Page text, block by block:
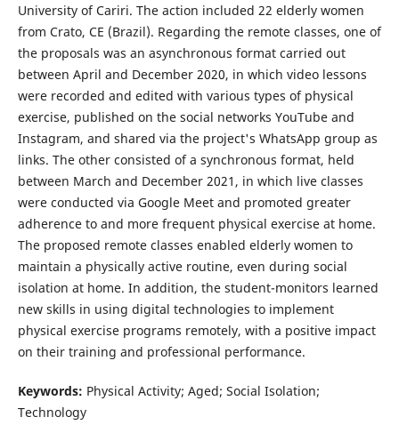
University of Cariri. The action included 22 elderly women
from Crato, CE (Brazil). Regarding the remote classes, one of
the proposals was an asynchronous format carried out
between April and December 2020, in which video lessons
were recorded and edited with various types of physical
exercise, published on the social networks YouTube and
Instagram, and shared via the project's WhatsApp group as
links. The other consisted of a synchronous format, held
between March and December 2021, in which live classes
were conducted via Google Meet and promoted greater
adherence to and more frequent physical exercise at home.
The proposed remote classes enabled elderly women to
maintain a physically active routine, even during social
isolation at home. In addition, the student-monitors learned
new skills in using digital technologies to implement
physical exercise programs remotely, with a positive impact
on their training and professional performance.
Keywords: Physical Activity; Aged; Social Isolation;
Technology